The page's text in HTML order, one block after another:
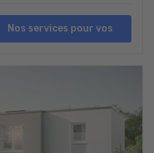
Nos services pour vos